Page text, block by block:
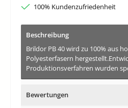
100% Kundenzufriedenheit
Beschreibung
Brildor PB 40 wird zu 100% aus
Polyesterfasern
Produktionsverfahren wurden
Bewertungen